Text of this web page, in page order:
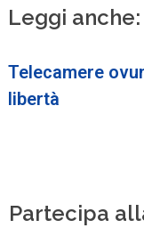
Leggi anche:
Telecamere
libertà
Partecipa